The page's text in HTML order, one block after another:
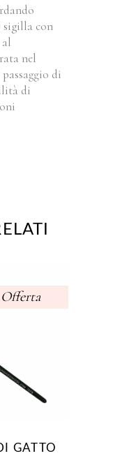
sigilla con
nel
di
di
Offerta
GATTO